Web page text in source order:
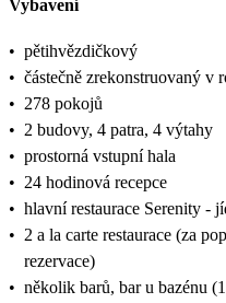
Vybavení
• pětihvězdičkový
• částečně zrekonstruovaný v
• 278 pokojů
• 2 budovy, 4 patra, 4 výtahy
• prostorná vstupní hala
• 24 hodinová recepce
• hlavní restaurace Serenity -
• 2 a la carte restaurace (za
rezervace)
• několik barů, bar u bazénu